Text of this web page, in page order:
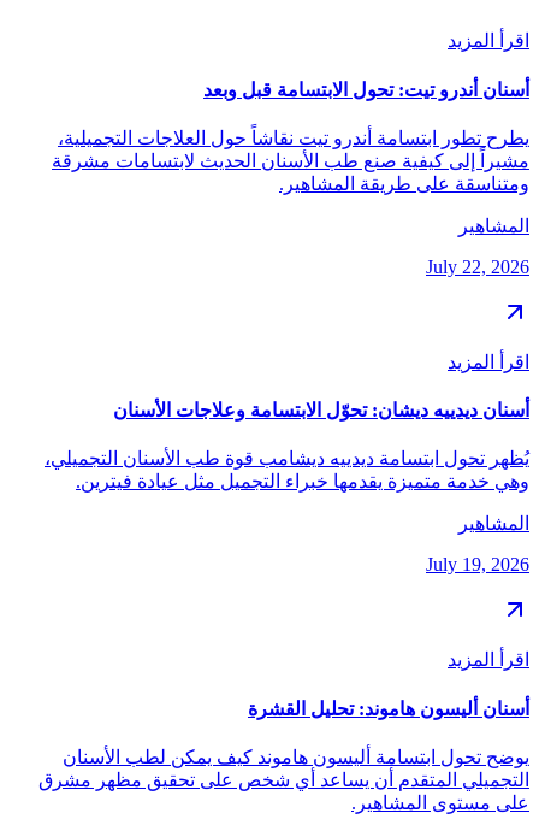
اقرأ المزيد
أسنان أندرو تيت: تحول الابتسامة قبل وبعد
يطرح تطور ابتسامة أندرو تيت نقاشاً حول العلاجات التجميلية،
مشيراً إلى كيفية صنع طب الأسنان الحديث لابتسامات مشرقة
ومتناسقة على طريقة المشاهير.
المشاهير
July 22, 2026
اقرأ المزيد
أسنان ديدييه ديشان: تحوّل الابتسامة وعلاجات الأسنان
يُظهر تحول ابتسامة ديدييه ديشامب قوة طب الأسنان التجميلي،
وهي خدمة متميزة يقدمها خبراء التجميل مثل عيادة فيترين.
المشاهير
July 19, 2026
اقرأ المزيد
أسنان أليسون هاموند: تحليل القشرة
يوضح تحول ابتسامة أليسون هاموند كيف يمكن لطب الأسنان
التجميلي المتقدم أن يساعد أي شخص على تحقيق مظهر مشرق
على مستوى المشاهير.